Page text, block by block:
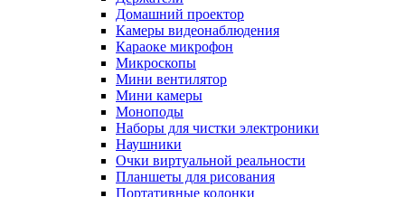
Домашний проектор
Камеры видеонаблюдения
Караоке микрофон
Микроскопы
Мини вентилятор
Мини камеры
Моноподы
Наборы для чистки электроники
Наушники
Очки виртуальной реальности
Планшеты для рисования
Портативные колонки